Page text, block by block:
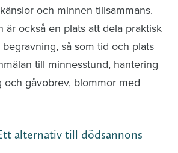
och minnen tillsammans.
är också en plats att dela praktisk
så som tid och plats
till minnesstund, hantering
och gåvobrev, blommor med
alternativ till dödsannons